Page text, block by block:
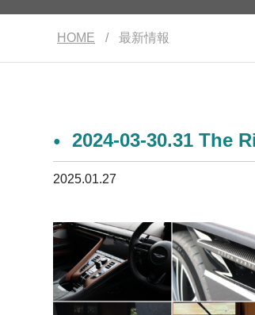
HOME / 最新情報
2024-03-30.31 The
2025.01.27